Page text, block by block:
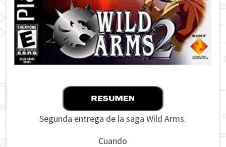
Segunda entrega de la saga Wild Arms.
Cuando